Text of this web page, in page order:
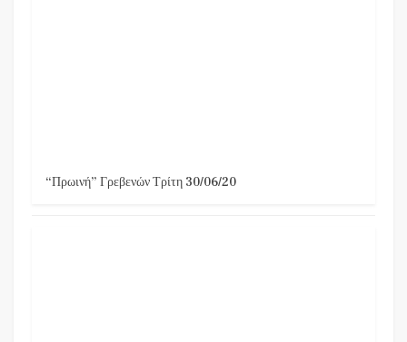
“Πρωινή” Γρεβενών Τρίτη 30/06/20